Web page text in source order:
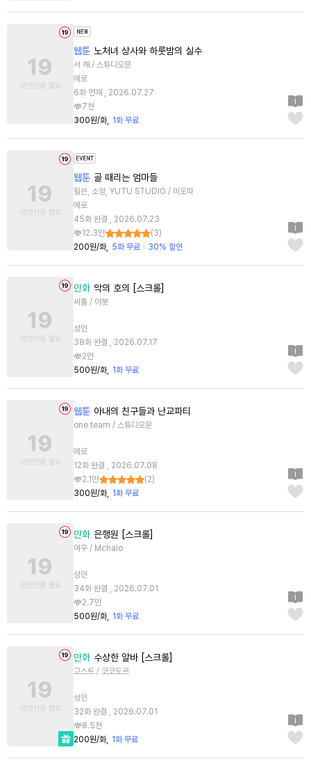
웹툰 노처녀 상사와 하룻밤의 실수
서 해 / 스튜디오문
에로
6화 연재 , 2026.07.27
7천
300원/화
1화 무료
웹툰 골 때리는 엄마들
윌쓴, 소양, YUTU STUDIO / 미도파
에로
45화 완결 , 2026.07.23
12.3만
(3)
200원/화
5화 무료 30% 할인
만화 악의 호의 [스크롤]
씨톨 / 야봇
성인
38화 완결 , 2026.07.17
2만
500원/화
1화 무료
웹툰 아내의 친구들과 난교파티
one team / 스튜디오문
에로
12화 완결 , 2026.07.08
2.1만
(2)
300원/화
1화 무료
만화 은행원 [스크롤]
여우 / Mchalo
성인
34화 완결 , 2026.07.01
2.7만
500원/화
1화 무료
만화 수상한 알바 [스크롤]
고스트 / 코코도르
성인
32화 완결 , 2026.07.01
8.5천
200원/화
1화 무료